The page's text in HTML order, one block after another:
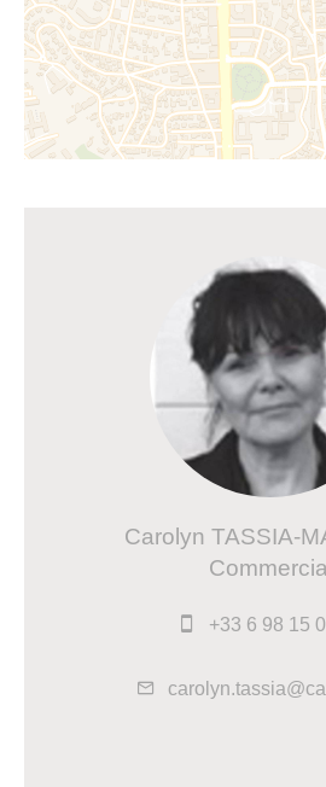
Carolyn TASSIA-
+33 6 98 15